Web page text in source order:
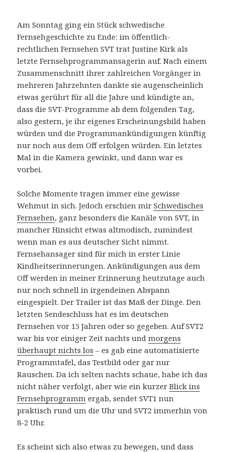
Am Sonntag ging ein Stück schwedische
Fernsehgeschichte zu Ende: im öffentlich-
rechtlichen Fernsehen SVT trat Justine Kirk als
letzte Fernsehprogrammansagerin auf. Nach einem
Zusammenschnitt ihrer zahlreichen Vorgänger in
mehreren Jahrzehnten dankte sie augenscheinlich
etwas gerührt für all die Jahre und kündigte an,
dass die SVT-Programme ab dem folgenden Tag,
also gestern, je ihr eigenes Erscheinungsbild haben
würden und die Programmankündigungen künftig
nur noch aus dem Off erfolgen würden. Ein letztes
Mal in die Kamera gewinkt, und dann war es
vorbei.
Solche Momente tragen immer eine gewisse
Wehmut in sich. Jedoch erschien mirSchwedisches
Fernsehen, ganz besonders die Kanäle von SVT, in
mancher Hinsicht etwas altmodisch, zumindest
wenn man es aus deutscher Sicht nimmt.
Fernsehansager sind für mich in erster Linie
Kindheitserinnerungen. Ankündigungen aus dem
Off werden in meiner Erinnerung heutzutage auch
nur noch schnell in irgendeinen Abspann
eingespielt. Der Trailer ist das Maß der Dinge. Den
letzten Sendeschluss hat es im deutschen
Fernsehen vor 15 Jahren oder so gegeben. Auf SVT2
war bis vor einiger Zeit nachts undmorgens
überhaupt nichts los – es gab eine automatisierte
Programmtafel, das Testbild oder gar nur
Rauschen. Da ich selten nachts schaue, habe ich das
nicht näher verfolgt, aber wie ein kurzerBlick ins
Fernsehprogramm ergab, sendet SVT1 nun
praktisch rund um die Uhr und SVT2 immerhin von
8-2 Uhr.
Es scheint sich also etwas zu bewegen, und dass